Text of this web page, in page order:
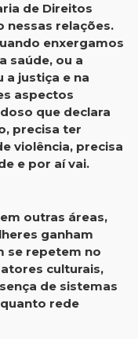
de Direitos
nessas relações.
enxergamos
saúde, ou a
a justiça e na
aspectos
que declara
precisa ter
violência, precisa
e por aí vai.
outras áreas,
ganham
se repetem no
culturais,
de sistemas
rede